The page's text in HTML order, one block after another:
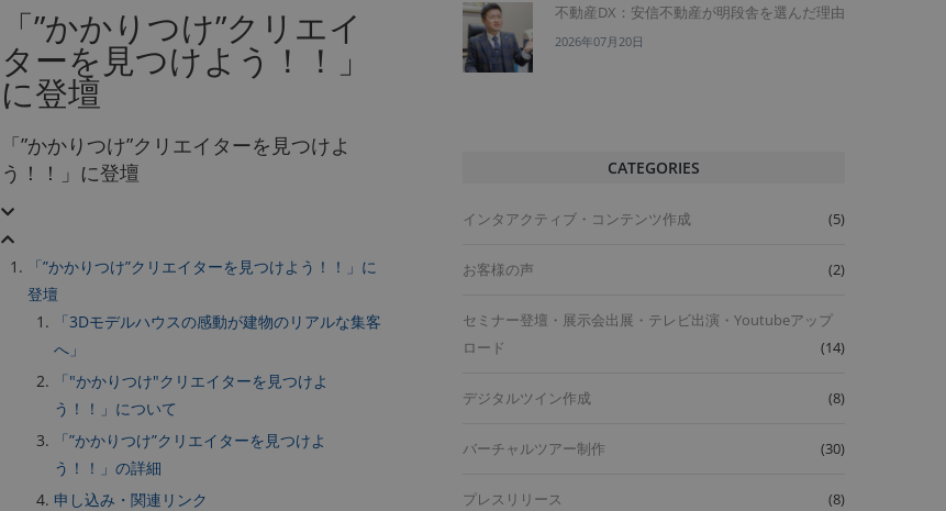
「”かかりつけ”クリエイ
ターを見つけよう！！」
に登壇
「”かかりつけ”クリエイターを見つけよ
う！！」に登壇
「”かかりつけ”クリエイターを見つけよう！！」に
登壇
「3Dモデルハウスの感動が建物のリアルな集客
へ」
「"かかりつけ"クリエイターを見つけよ
う！！」について
「”かかりつけ”クリエイターを見つけよ
う！！」の詳細
申し込み・関連リンク
不動産DX：安信不動産が明段舎を選んだ理由
2026年07月20日
CATEGORIES
インタアクティブ・コンテンツ作成 (5)
お客様の声 (2)
セミナー登壇・展示会出展・テレビ出演・Youtubeアップ
ロード
(14)
デジタルツイン作成 (8)
バーチャルツアー制作 (30)
プレスリリース (8)